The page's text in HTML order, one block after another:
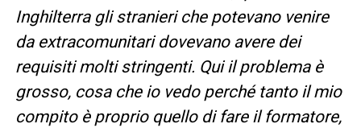
Inghilterra gli stranieri che potevano venire
da extracomunitari dovevano avere dei
requisiti molti stringenti. Qui il problema è
grosso, cosa che io vedo perché tanto il mio
compito è proprio quello di fare il formatore,